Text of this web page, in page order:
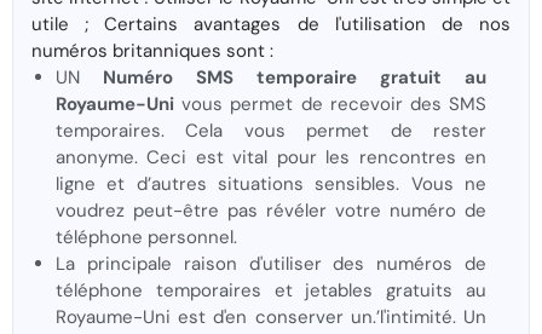
utile ; Certains avantages de l'utilisation de nos
numéros britanniques sont :
UN Numéro SMS temporaire gratuit au
Royaume-Uni vous permet de recevoir des SMS
temporaires. Cela vous permet de rester
anonyme. Ceci est vital pour les rencontres en
ligne et d’autres situations sensibles. Vous ne
voudrez peut-être pas révéler votre numéro de
téléphone personnel.
La principale raison d'utiliser des numéros de
téléphone temporaires et jetables gratuits au
Royaume-Uni est d'en conserver un.’l'intimité. Un